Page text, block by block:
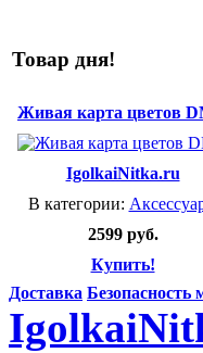
Товар дня!
Живая карта цветов
IgolkaiNitka.ru
В категории:
2599 руб.
Купить!
Доставка Безопасность